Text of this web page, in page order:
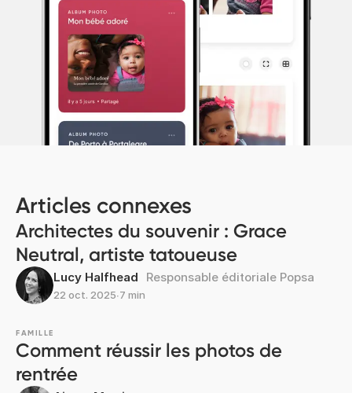
Articles connexes
Architectes du souvenir : Grace
Neutral, artiste tatoueuse
Lucy Halfhead Responsable éditoriale Popsa
22 oct. 2025∙7 min
FAMILLE
Comment réussir les photos de
rentrée